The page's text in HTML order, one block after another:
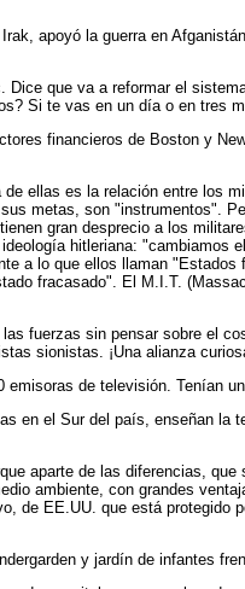
apoyó la guerra en
que va a reformar el
Si te vas en un día o en tres
financieros de Boston y
ellas es la relación entre los
metas, son "instrumentos".
gran desprecio a los
hitleriana:
a lo que ellos llaman
fracasado". El M.I.T.
fuerzas sin pensar sobre el
sionistas. ¡Una alianza
de televisión. Tenían
en el Sur del país, enseñan
aparte de las diferencias,
ambiente, con grandes
de EE.UU. que está
y jardín de infantes